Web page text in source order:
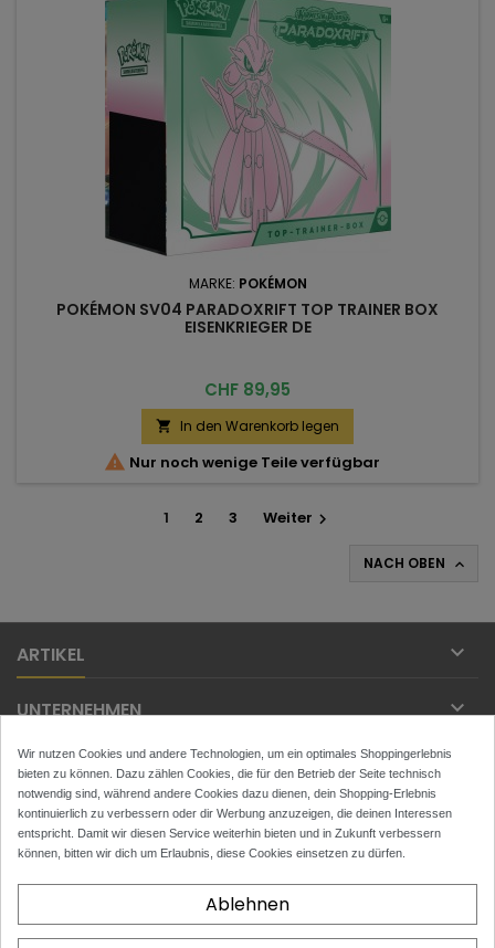
MARKE: POKÉMON
POKÉMON SV04 PARADOXRIFT TOP TRAINER BOX
EISENKRIEGER DE
Preis
CHF 89,95
 In den Warenkorb legen
 Nur noch wenige Teile verfügbar
1 2 3 Weiter 
NACH OBEN 
ARTIKEL 
UNTERNEHMEN 
IHR KONTO 
KONTAKT 
NEWSLETTER
Wir nutzen Cookies und andere Technologien, um ein optimales Shoppingerlebnis
bieten zu können. Dazu zählen Cookies, die für den Betrieb der Seite technisch
notwendig sind, während andere Cookies dazu dienen, dein Shopping-Erlebnis
kontinuierlich zu verbessern oder dir Werbung anzuzeigen, die deinen Interessen
entspricht. Damit wir diesen Service weiterhin bieten und in Zukunft verbessern
können, bitten wir dich um Erlaubnis, diese Cookies einsetzen zu dürfen.
Ablehnen